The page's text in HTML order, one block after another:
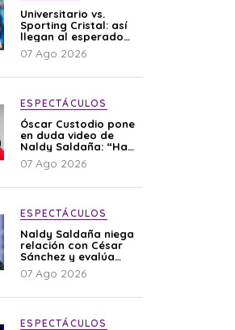
Universitario vs.
Sporting Cristal: así
llegan al esperado
duelo
07 Ago 2026
ESPECTÁCULOS
Óscar Custodio pone
en duda video de
Naldy Saldaña: “Hay
cosas que de repente
se han editado”
07 Ago 2026
ESPECTÁCULOS
Naldy Saldaña niega
relación con César
Sánchez y evalúa
denunciar a su
esposa: “Es una
07 Ago 2026
ESPECTÁCULOS